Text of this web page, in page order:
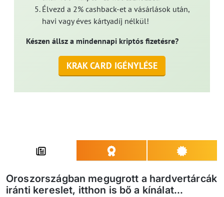
Élvezd a 2% cashback-et a vásárlások után,
havi vagy éves kártyadíj nélkül!
Készen állsz a mindennapi kriptós fizetésre?
KRAK CARD IGÉNYLÉSE
Oroszországban megugrott a hardvertárcák
iránti kereslet, itthon is bő a kínálat...